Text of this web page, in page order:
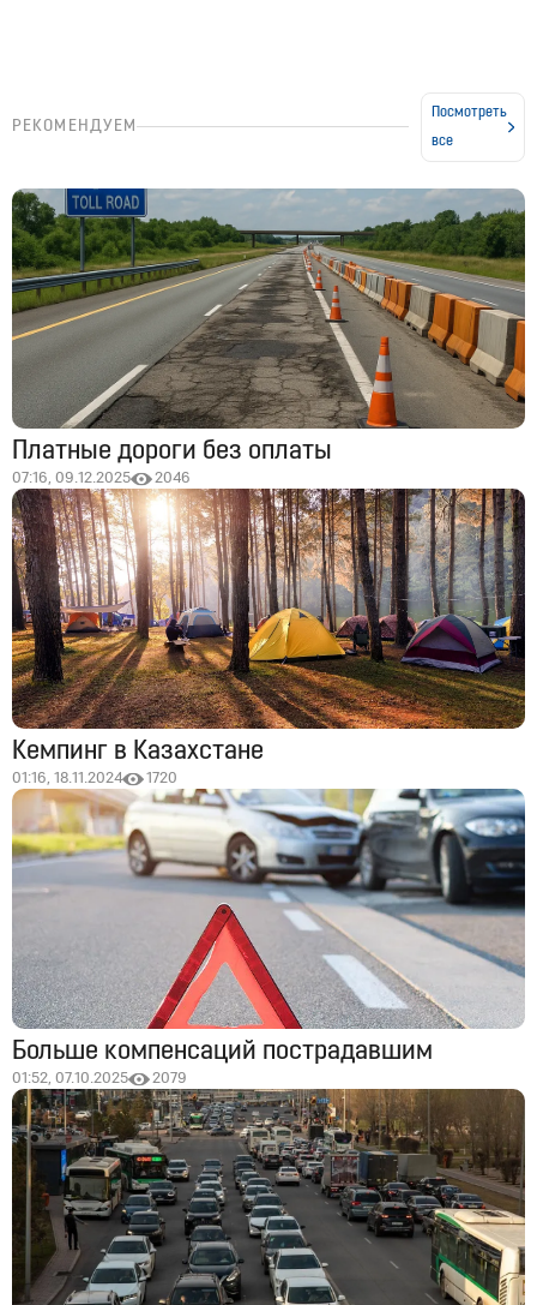
РЕКОМЕНДУЕМ
Посмотреть
все
Платные дороги без оплаты
07:16, 09.12.2025 2046
Кемпинг в Казахстане
01:16, 18.11.2024 1720
Больше компенсаций пострадавшим
01:52, 07.10.2025 2079